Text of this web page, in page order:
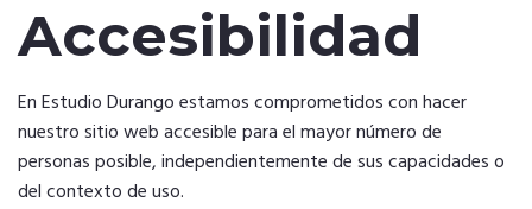
Accesibilidad
En Estudio Durango estamos comprometidos con hacer
nuestro sitio web accesible para el mayor número de
personas posible, independientemente de sus capacidades o
del contexto de uso.